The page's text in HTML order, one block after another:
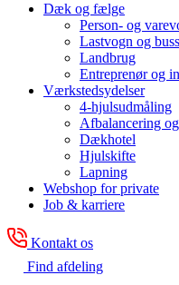
Dæk og fælge
Person- og
Lastvogn og
Landbrug
Entreprenør og
Værkstedsydelser
4-hjulsudmåling
Afbalancering
Dækhotel
Hjulskifte
Lapning
Webshop for private
Job & karriere
Kontakt os
Find afdeling